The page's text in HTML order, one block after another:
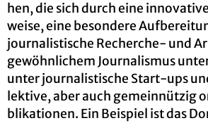
hen, die sich durch eine
wei­se, eine be­son­de­re
jour­na­lis­ti­sche Re­cher­che- und
ge­wöhn­li­chem Jour­na­lis­mus
un­ter jour­na­lis­ti­sche Start-ups
lek­ti­ve, aber auch ge­mein­nüt­zig
bli­ka­tio­nen. Ein Bei­spiel ist das